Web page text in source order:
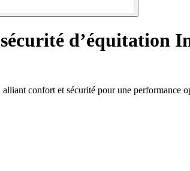
d’équitation
confort et sécurité pour une performance